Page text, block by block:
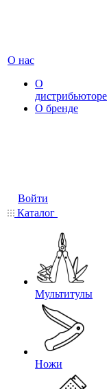
О нас
О
дистрибьюторе
О бренде
Войти
Каталог
Мультитулы
Ножи